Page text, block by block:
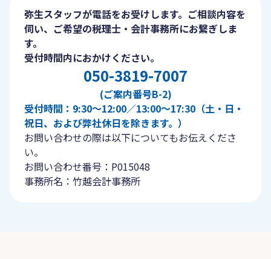
弥生スタッフが電話をお受けします。ご相談内容を
伺い、ご希望の税理士・会計事務所にお繋ぎしま
す。
受付時間内におかけください。
050-3819-7007
(ご案内番号B-2)
受付時間：9:30〜12:00／13:00〜17:30（土・日・
祝日、および弊社休日を除きます。）
お問い合わせの際は以下についてもお伝えくださ
い。
お問い合わせ番号：P015048
事務所名：竹越会計事務所